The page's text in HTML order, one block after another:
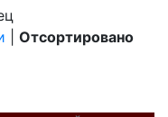
Отсортировано